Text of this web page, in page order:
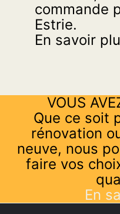
commande
Estrie.
En savoir
VOUS
Que ce soit
rénovation
neuve, nous
faire vos
En